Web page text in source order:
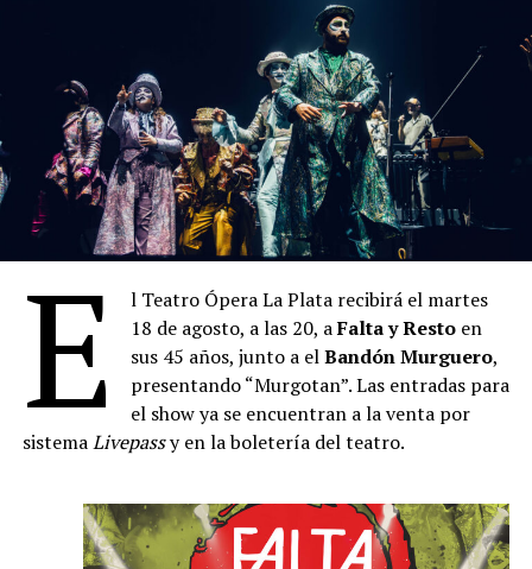
Lunes 21 de septiembre
Concierto didáctico de Valor Vereda en la Escuela
Normal Nro. 8 de Boedo
Jueves 24 de septiembre – a las 21
La Ferni – Apertura del Festival
Viernes 25 de septiembre – a las 21
Manuela Argüello y Sebastián Gangi (interpretan la
obra de Hilda Herrera)
Sábado 26 de septiembre – a las 21
Vuela Chiringa (Torricelli – Juan Bennazar –
Trosman – Chiappero – Álvarez)
Domingo 27 de septiembre – a las
Nuevo Ciclo de Música Clásica – Elias Gurevich
Jueves 1 de octubre – a las 21
Locoto (Ale Franov – Facundo Guevara – Franco
Fontanarrosa)
E
l Teatro Ópera La Plata recibirá el martes
18 de agosto, a las 20, aFalta y Resto en
sus 45 años, junto a elBandón Murguero,
presentando “Murgotan”. Las entradas para
el show ya se encuentran a la venta por
sistemaLivepassy en la boletería del teatro.